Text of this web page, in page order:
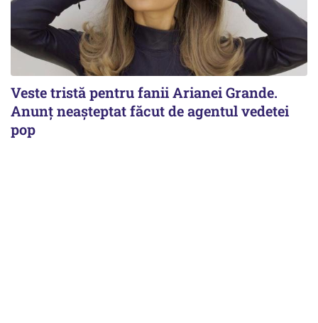
Veste tristă pentru fanii Arianei Grande.
Anunț neașteptat făcut de agentul vedetei
pop